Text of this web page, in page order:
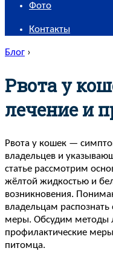
Фото
Контакты
Блог ›
Рвота у
лечение и
Рвота у кошек —
владельцев и
статье рассмотрим
жёлтой жидкостью и
возникновения.
владельцам
меры. Обсудим методы
профилактические
питомца.